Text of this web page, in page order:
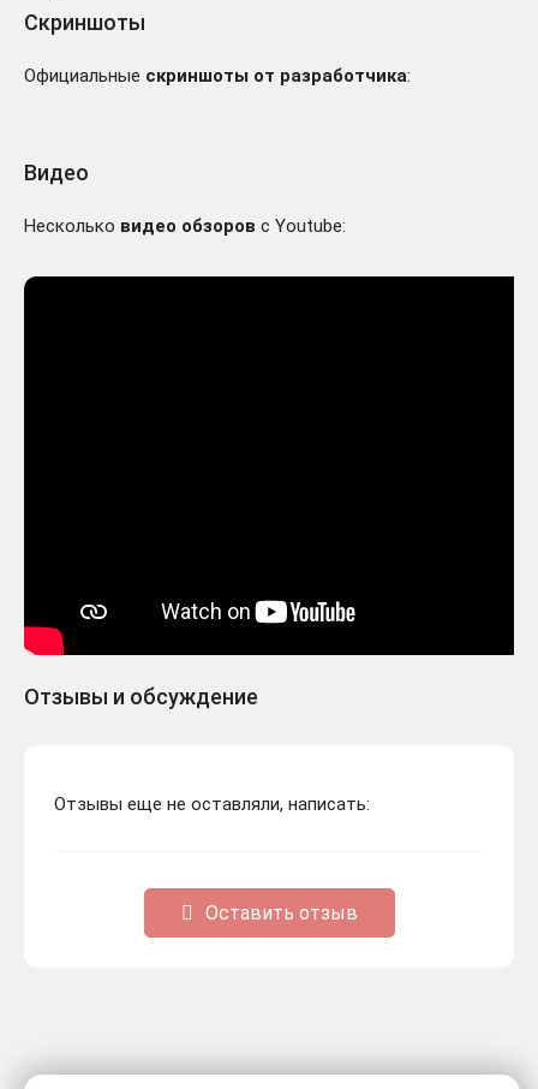
Скриншоты
Официальные скриншоты от разработчика:
Видео
Несколько видео обзоров с Youtube:
Отзывы и обсуждение
Отзывы еще не оставляли, написать:
Оставить отзыв